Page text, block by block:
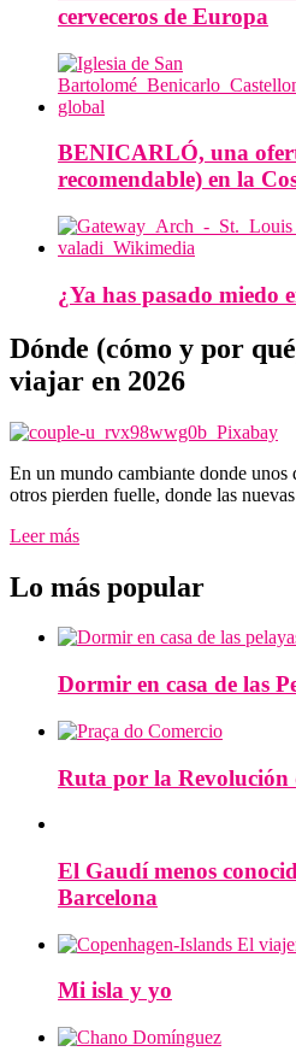
cerveceros de Europa
BENICARLÓ, una
recomendable) en la
¿Ya has pasado miedo
Dónde (cómo y por
viajar en 2026
En un mundo cambiante donde
otros pierden fuelle, donde las
Leer más
Lo más popular
Dormir en casa de las
Ruta por la Revolución
El Gaudí menos
Barcelona
Mi isla y yo